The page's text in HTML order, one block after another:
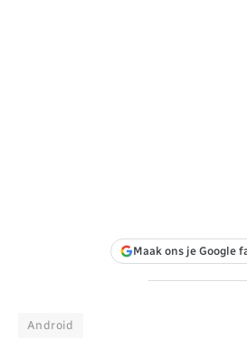
Maak ons je Google
Android